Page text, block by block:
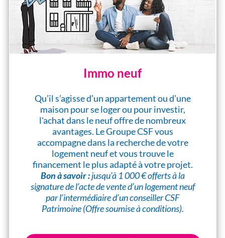
Immo neuf
Qu’il s’agisse d’un appartement ou d’une
maison pour se loger ou pour investir,
l'achat dans le neuf offre de nombreux
avantages. Le Groupe CSF vous
accompagne dans la recherche de votre
logement neuf et vous trouve le
financement le plus adapté à votre projet.
Bon à savoir :jusqu’à 1 000 € offerts à la
signature de l’acte de vente d’un logement neuf
par l’intermédiaire d’un conseiller CSF
Patrimoine (Offre soumise à conditions).